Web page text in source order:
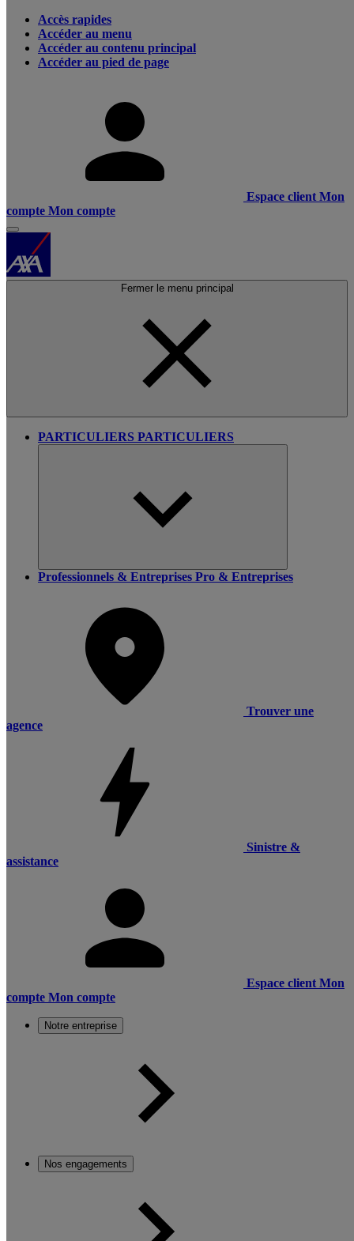
Accès rapides
Accéder au menu
Accéder au contenu principal
Accéder au pied de page
Espace client Mon
compte Mon compte
Fermer le menu principal
PARTICULIERS PARTICULIERS
Professionnels & Entreprises Pro & Entreprises
Trouver une
agence
Sinistre &
assistance
Espace client Mon
compte Mon compte
Notre entreprise
Nos engagements